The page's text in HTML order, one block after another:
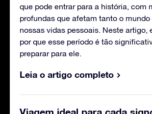
que pode entrar para a história, com
profundas que afetam tanto o
nossas vidas pessoais. Neste artigo,
por que esse período é tão
preparar para ele.
Leia o artigo completo
Viagem ideal para cada